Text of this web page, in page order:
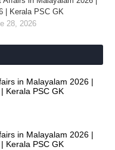
| Kerala PSC GK
28, 2026
in Malayalam 2026 |
Kerala PSC GK
in Malayalam 2026 |
Kerala PSC GK